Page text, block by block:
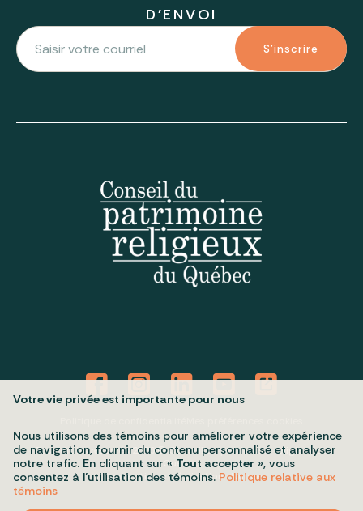
D'ENVOI
S'inscrire
Tous droits réservés 2026 © Conseil du patrimoine religieux du
Québec
Conception et réalisation :Nubee
Votre vie privée est importante pour nous
Nous utilisons des témoins pour améliorer votre expérience
de navigation, fournir du contenu personnalisé et analyser
notre trafic. En cliquant sur « Tout accepter », vous
consentez à l’utilisation des témoins. Politique relative aux
témoins